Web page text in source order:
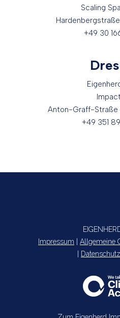
Scaling
+49 30
Anton-Graff-Straße
+49 351
Impressum
Allgemeine